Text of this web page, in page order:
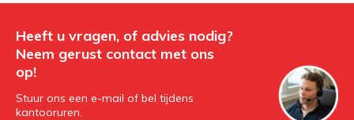
Heeft u vragen, of advies nodig?
Neem gerust contact met ons
op!
Stuur ons een e-mail of bel tijdens
kantooruren.